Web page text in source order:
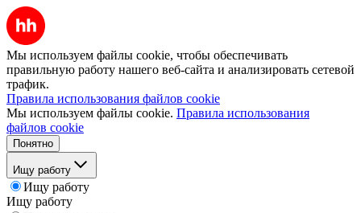
Мы используем файлы cookie, чтобы обеспечивать
правильную работу нашего веб-сайта и анализировать сетевой
трафик.
Правила использования файлов cookie
Мы используем файлы cookie. Правила использования
файлов cookie
Понятно
Ищу работу
Ищу работу
Ищу работу